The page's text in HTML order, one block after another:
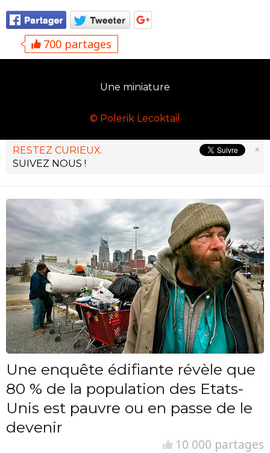
700 partages
Une miniature
© Polerik Lecoktail
×
RESTEZ CURIEUX.
SUIVEZ NOUS !
Une enquête édifiante révèle que
80 % de la population des Etats-
Unis est pauvre ou en passe de le
devenir
10 000 partages